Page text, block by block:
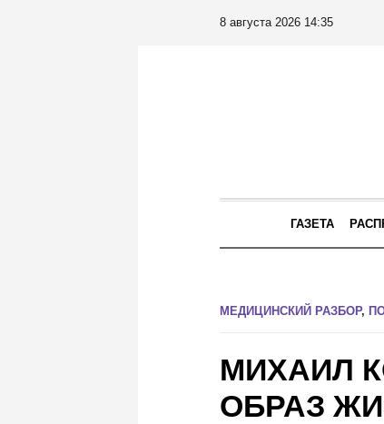
8 августа 2026 14:35
ГАЗЕТА
МЕДИЦИНСКИЙ РАЗБОР,
МИХАИЛ
ОБРАЗ